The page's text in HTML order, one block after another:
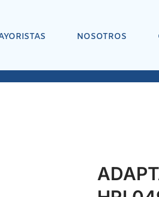
NOSOTROS